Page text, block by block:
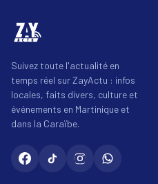
Suivez toute l'actualité en
temps réel sur ZayActu : infos
locales, faits divers, culture et
événements en Martinique et
dans la Caraïbe.